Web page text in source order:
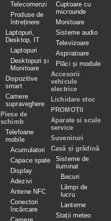
Telecomenzi
Produse de
întreținere
Laptopuri,
Desktop, IT
Laptopuri
Desktopuri și
Monitoare
Dispozitive
smart
Camere
supraveghere
Piese de
schimb
Telefoane
mobile
Acumulatori
Capace spate
Display
Adezivi
Antene NFC
Conectori
încărcare
Cuptoare cu
microunde
Monitoare
Sisteme audio
Televizoare
Aspiratoare
Plăci și module
Accesorii
vehicule
electrice
Lichidare stoc
PROMOȚII
Aparate si scule
service
Suveniruri
Casă și grădină
Sisteme de
iluminat
Becuri
Lămpi de
lucru
Lanterne
Stații meteo